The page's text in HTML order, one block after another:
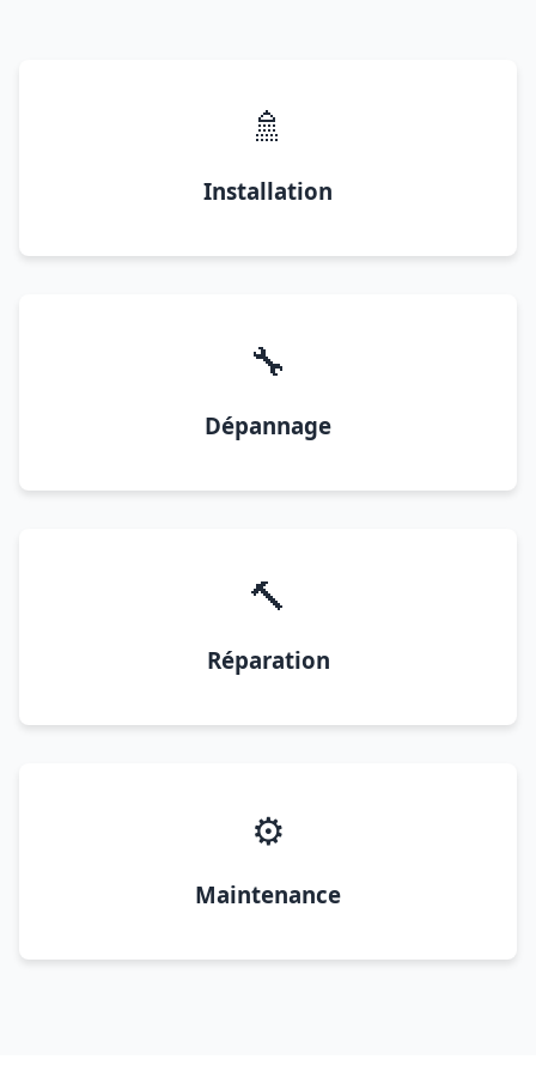
🚿
Installation
🔧
Dépannage
🔨
Réparation
⚙️
Maintenance